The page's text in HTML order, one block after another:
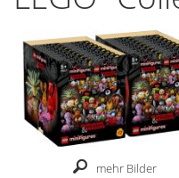
mehr Bilder